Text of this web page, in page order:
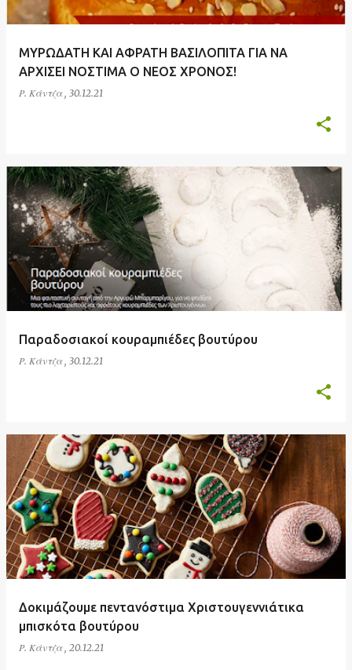
ΜΥΡΩΔΑΤΗ ΚΑΙ ΑΦΡΑΤΗ ΒΑΣΙΛΟΠΙΤΑ ΓΙΑ ΝΑ
ΑΡΧΙΣΕΙ ΝΟΣΤΙΜΑ Ο ΝΕΟΣ ΧΡΟΝΟΣ!
Ρ. Κάντζα , 30.12.21
Παραδοσιακοί κουραμπιέδες βουτύρου
Ρ. Κάντζα , 30.12.21
Δοκιμάζουμε πεντανόστιμα Χριστουγεννιάτικα
μπισκότα βουτύρου
Ρ. Κάντζα , 20.12.21